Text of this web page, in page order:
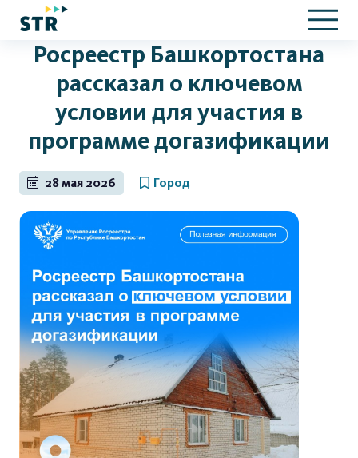
Росреестр Башкортостана
рассказал о ключевом
условии для участия в
программе догазификации
28 мая 2026 Город